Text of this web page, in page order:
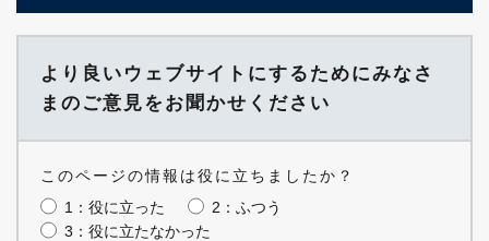
より良いウェブサイトにするためにみなさ
まのご意見をお聞かせください
このページの情報は役に立ちましたか？
1：役に立った
2：ふつう
3：役に立たなかった